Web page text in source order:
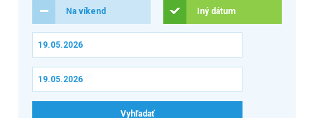
Na víkend Iný dátum